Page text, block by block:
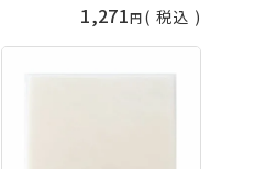
1,271 税込